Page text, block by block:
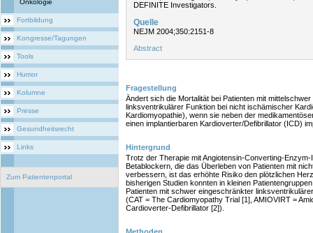
Onkologie
Fortbildung
Kongresse/Tagungen
Tools
Humor
Kolumne
Presse
Gesundheitsrecht
Links
Zum Patientenportal
DEFINITE Investigators.
Quelle
NEJM 2004;350:2151-8
Abstract
Fragestellung
Ändert sich die Mortalität bei Patienten mit
linksventrikulärer Funktion bei nicht ischämischer
Kardiomyopathie), wenn sie neben der
einen implantierbaren Kardioverter/Defibrillator (ICD)
Hintergrund
Trotz der Therapie mit Angiotensin-Converting-
Betablockern, die das Überleben von Patienten mit
verbessern, ist das erhöhte Risiko den plötzlichen
bisherigen Studien konnten in kleinen
Patienten mit schwer eingeschränkter
(CAT = The Cardiomyopathy Trial [1], AMIOVIRT =
Cardioverter-Defibrillator [2]).